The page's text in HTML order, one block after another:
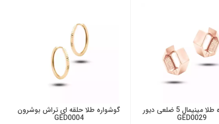
گوشواره طلا مینیمال 5 ضلعی دیور
GED0029
گوشواره طلا حلقه ای تراش بوشرون
GED0004